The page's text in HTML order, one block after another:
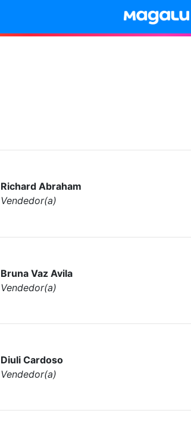
Richard Abraham
Vendedor(a)
Bruna Vaz Avila
Vendedor(a)
Diuli Cardoso
Vendedor(a)